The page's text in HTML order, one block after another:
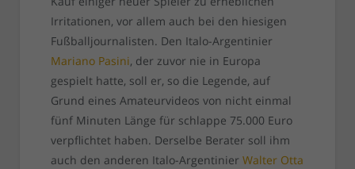
Irritationen, vor allem auch bei den hiesigen
Fußballjournalisten. Den Italo-Argentinier
Mariano Pasini, der zuvor nie in Europa
gespielt hatte, soll er, so die Legende, auf
Grund eines Amateurvideos von nicht einmal
fünf Minuten Länge für schlappe 75.000 Euro
verpflichtet haben. Derselbe Berater soll ihm
auch den anderen Italo-Argentinier Walter Otta